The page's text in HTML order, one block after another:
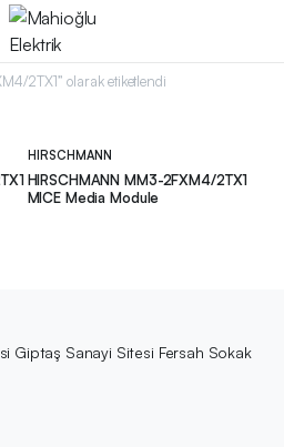
2TX1” olarak etiketlendi
HIRSCHMANN
HIRSCHMANN MM3-2FXM4/2TX1
MICE Media Module
Giptaş Sanayi Sitesi Fersah Sokak